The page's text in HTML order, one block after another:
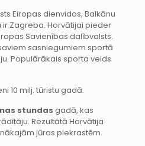
Eiropas dienvidos, Balkānu
Zagreba. Horvātijai pieder
Savienības dalībvalsts.
sasniegumiem sportā
Populārākais sporta veids
10 milj. tūristu gadā.
stundas gadā, kas
Rezultātā Horvātija
jūras piekrastēm.